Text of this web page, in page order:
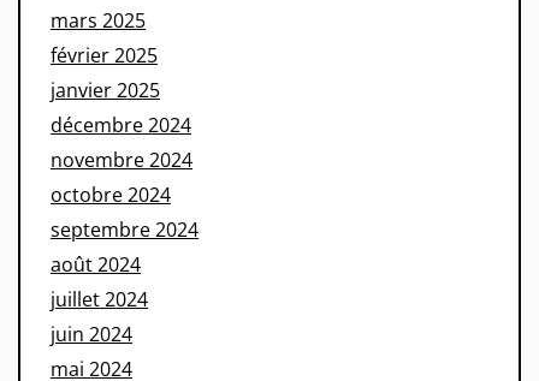
mars 2025
février 2025
janvier 2025
décembre 2024
novembre 2024
octobre 2024
septembre 2024
août 2024
juillet 2024
juin 2024
mai 2024